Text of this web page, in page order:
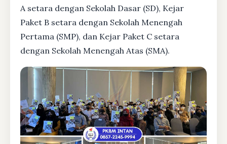
A setara dengan Sekolah Dasar (SD), Kejar
Paket B setara dengan Sekolah Menengah
Pertama (SMP), dan Kejar Paket C setara
dengan Sekolah Menengah Atas (SMA).